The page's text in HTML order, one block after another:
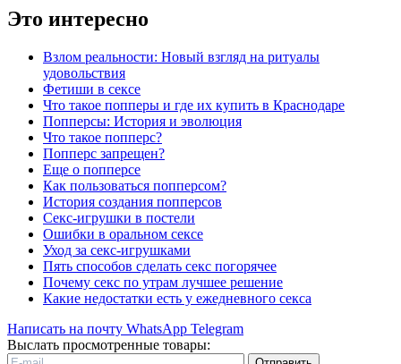
Это интересно
Взлом реальности: Новый взгляд на ритуалы
удовольствия
Фетиши в сексе
Что такое попперы и где их купить в Краснодаре
Попперсы: История и эволюция
Что такое попперс?
Попперс запрещен?
Еще о попперсе
Как пользоваться попперсом?
История создания попперсов
Секс-игрушки в постели
Ошибки в оральном сексе
Уход за секс-игрушками
Пять способов сделать секс погорячее
Почему секс по утрам лучшее решение
Какие недостатки есть у ежедневного секса
Написать на почту WhatsApp Telegram
Выслать просмотренные товары: